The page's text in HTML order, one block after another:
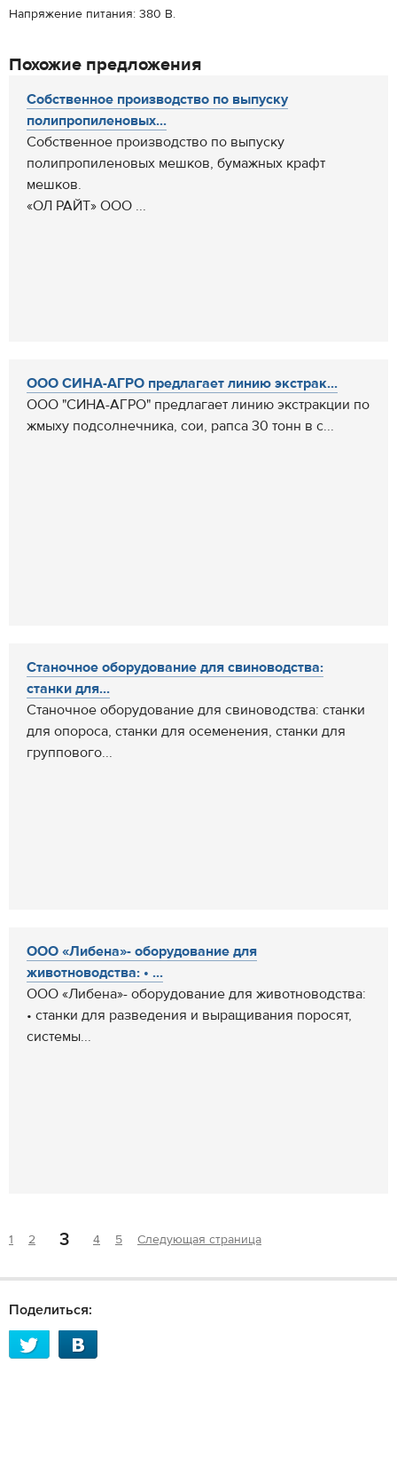
Напряжение питания: 380 В.
Похожие предложения
Собственное производство по выпуску
полипропиленовых...
Собственное производство по выпуску
полипропиленовых мешков, бумажных крафт
мешков.
«ОЛ РАЙТ» ООО ...
ООО СИНА-АГРО предлагает линию экстрак...
ООО "СИНА-АГРО" предлагает линию экстракции по
жмыху подсолнечника, сои, рапса 30 тонн в с...
Станочное оборудование для свиноводства:
станки для...
Станочное оборудование для свиноводства: станки
для опороса, станки для осеменения, станки для
группового...
ООО «Либена»- оборудование для
животноводства: • ...
ООО «Либена»- оборудование для животноводства:
• станки для разведения и выращивания поросят,
системы...
1 2 3 4 5 Следующая страница
Поделиться: